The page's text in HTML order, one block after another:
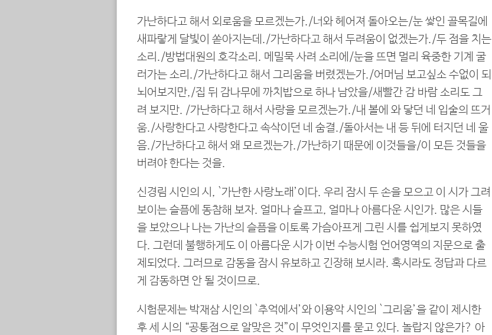
가난하다고 해서 외로움을 모르겠는가./너와 헤어져 돌아오는/눈 쌓인 골목길에
새파랗게 달빛이 쏟아지는데./가난하다고 해서 두려움이 없겠는가./두 점을 치는
소리./방법대원의 호각소리. 메밀묵 사려 소리에/눈을 뜨면 멀리 육중한 기계 굴
러가는 소리./가난하다고 해서 그리움을 버렸겠는가./어머님 보고싶소 수없이 되
뇌어보지만,/집 뒤 감나무에 까치밥으로 하나 남았을/새빨간 감 바람 소리도 그
려 보지만. /가난하다고 해서 사랑을 모르겠는가./내 볼에 와 닿던 네 입술의 뜨거
움./사랑한다고 사랑한다고 속삭이던 네 숨결./돌아서는 내 등 뒤에 터지던 네 울
음./가난하다고 해서 왜 모르겠는가./가난하기 때문에 이것들을/이 모든 것들을
버려야 한다는 것을.
신경림 시인의 시, `가난한 사랑노래’이다. 우리 잠시 두 손을 모으고 이 시가 그려
보이는 슬픔에 동참해 보자. 얼마나 슬프고, 얼마나 아름다운 시인가. 많은 시들
을 보았으나 나는 가난의 슬픔을 이토록 가슴아프게 그린 시를 쉽게보지 못하였
다. 그런데 불행하게도 이 아름다운 시가 이번 수능시험 언어영역의 지문으로 출
제되었다. 그러므로 감동을 잠시 유보하고 긴장해 보시라. 혹시라도 정답과 다르
게 감동하면 안 될 것이므로.
시험문제는 박재삼 시인의 `추억에서’와 이용악 시인의 `그리움’을 같이 제시한
후 세 시의 “공통점으로 알맞은 것”이 무엇인지를 묻고 있다. 놀랍지 않은가? 아